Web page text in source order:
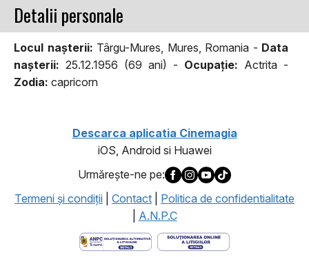
Detalii personale
Locul naşterii: Târgu-Mures, Mures, Romania - Data
naşterii: 25.12.1956 (69 ani) - Ocupaţie: Actrita -
Zodia: capricorn
Descarca aplicatia Cinemagia
iOS, Android si Huawei
Urmăreşte-ne pe:
Termeni şi condiţii
Contact
Politica de confidentialitate
A.N.P.C